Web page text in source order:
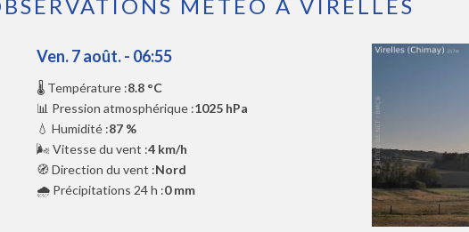
MÉTÉO À VIRELLES
Ven. 7 août. - 06:55
🌡️ Température :8.8 °C
📊 Pression atmosphérique :1025 hPa
💧 Humidité :87 %
🌬️ Vitesse du vent :4 km/h
🧭 Direction du vent :Nord
🌧️ Précipitations 24 h :0 mm